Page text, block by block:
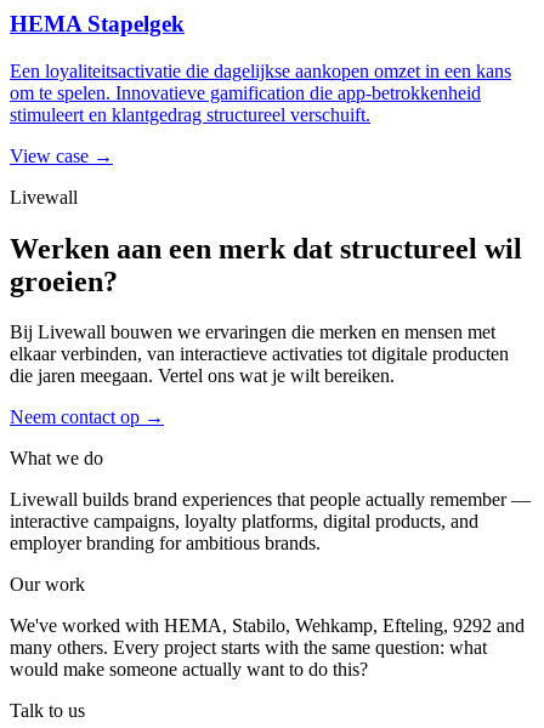
HEMA Stapelgek
Een loyaliteitsactivatie die dagelijkse aankopen omzet in een kans
om te spelen. Innovatieve gamification die app-betrokkenheid
stimuleert en klantgedrag structureel verschuift.
View case →
Livewall
Werken aan een merk dat structureel wil
groeien?
Bij Livewall bouwen we ervaringen die merken en mensen met
elkaar verbinden, van interactieve activaties tot digitale producten
die jaren meegaan. Vertel ons wat je wilt bereiken.
Neem contact op →
What we do
Livewall builds brand experiences that people actually remember —
interactive campaigns, loyalty platforms, digital products, and
employer branding for ambitious brands.
Our work
We've worked with HEMA, Stabilo, Wehkamp, Efteling, 9292 and
many others. Every project starts with the same question: what
would make someone actually want to do this?
Talk to us